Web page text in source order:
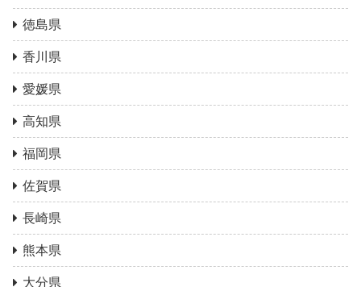
徳島県
香川県
愛媛県
高知県
福岡県
佐賀県
長崎県
熊本県
大分県